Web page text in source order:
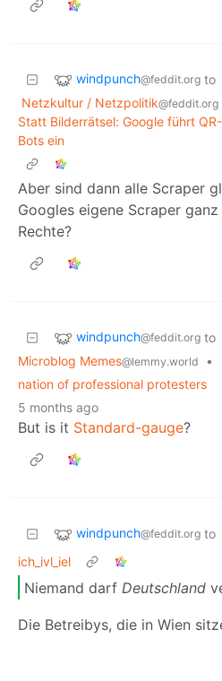
windpunch@feddit.org to
Netzkultur / Netzpolitik@feddit.org
Statt Bilderrätsel: Google führt
Bots ein
Aber sind dann alle Scraper
Googles eigene Scraper
Rechte?
windpunch@feddit.org to
Microblog Memes@lemmy.world
•
nation of professional protesters
5 months ago
But is it Standard-gauge?
windpunch@feddit.org to
ich_ivl_iel
Niemand darf Deutschland
Die Betreibys, die in Wien